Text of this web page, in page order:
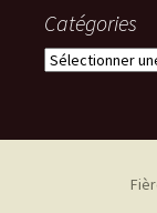
Catégories
Catégories